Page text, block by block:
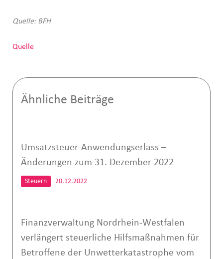
Quelle: BFH
Quelle
Ähnliche Beiträge
Umsatzsteuer-Anwendungserlass –
Änderungen zum 31. Dezember 2022
Steuern 20.12.2022
Finanzverwaltung Nordrhein-Westfalen
verlängert steuerliche Hilfsmaßnahmen für
Betroffene der Unwetterkatastrophe vom